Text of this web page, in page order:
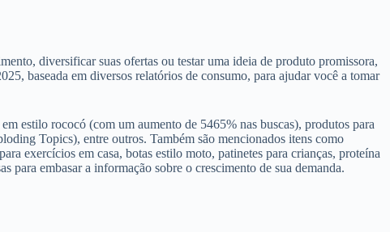
diversificar suas ofertas ou testar uma ideia de produto promissora,
baseada em diversos relatórios de consumo, para ajudar você a tomar
estilo rococó (com um aumento de 5465% nas buscas), produtos para
Topics), entre outros. Também são mencionados itens como
exercícios em casa, botas estilo moto, patinetes para crianças, proteína
para embasar a informação sobre o crescimento de sua demanda.